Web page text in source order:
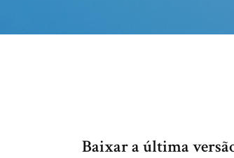
Baixar a última